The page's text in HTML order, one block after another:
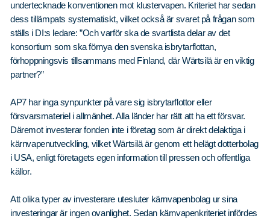
undertecknade konventionen mot klustervapen. Kriteriet har sedan
dess tillämpats systematiskt, vilket också är svaret på frågan som
ställs i DI:s ledare: ”Och varför ska de svartlista delar av det
konsortium som ska förnya den svenska isbrytarflottan,
förhoppningsvis tillsammans med Finland, där Wärtsilä är en viktig
partner?”
AP7 har inga synpunkter på vare sig isbrytarflottor eller
försvarsmateriel i allmänhet. Alla länder har rätt att ha ett försvar.
Däremot investerar fonden inte i företag som är direkt delaktiga i
kärnvapenutveckling, vilket Wärtsilä är genom ett helägt dotterbolag
i USA, enligt företagets egen information till pressen och offentliga
källor.
Att olika typer av investerare utesluter kärnvapenbolag ur sina
investeringar är ingen ovanlighet. Sedan kärnvapenkriteriet infördes